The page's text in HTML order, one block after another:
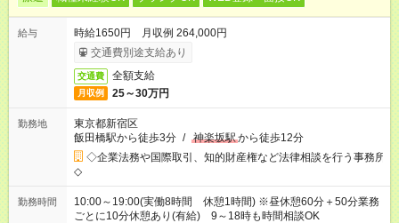
給与
時給1650円 月収例 264,000円
交通費別途支給あり
交通費 全額支給
月収例 25～30万円
勤務地
東京都新宿区
飯田橋駅から徒歩3分 / 神楽坂駅から徒歩12分
◇企業法務や国際取引、知的財産権など法律相談を行う事務所
◇
勤務時間
10:00～19:00(実働8時間 休憩1時間) ※昼休憩60分＋50分業務
ごとに10分休憩あり(有給) 9～18時も時間相談OK